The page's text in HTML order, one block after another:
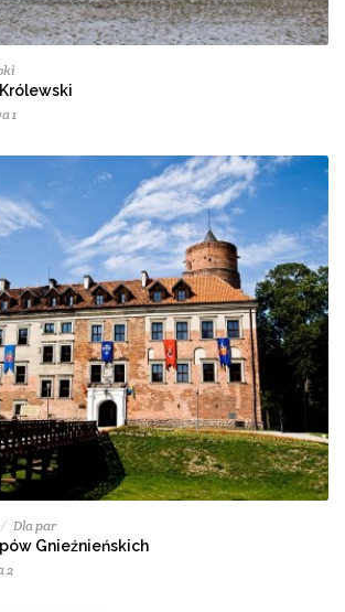
1
Dla par
Gnieźnieńskich
2